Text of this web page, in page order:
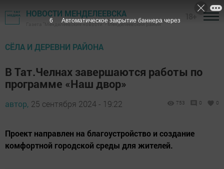
НОВОСТИ МЕНДЕЛЕЕВСКА
Газета "Менделеевские новости" - Менделеевский район
СЁЛА И ДЕРЕВНИ РАЙОНА
В Тат.Челнах завершаются работы по
программе «Наш двор»
автор, 25 сентября 2024 - 19:22 753 0 0
Проект направлен на благоустройство и создание
комфортной городской среды для жителей.
5 Автоматическое закрытие баннера через